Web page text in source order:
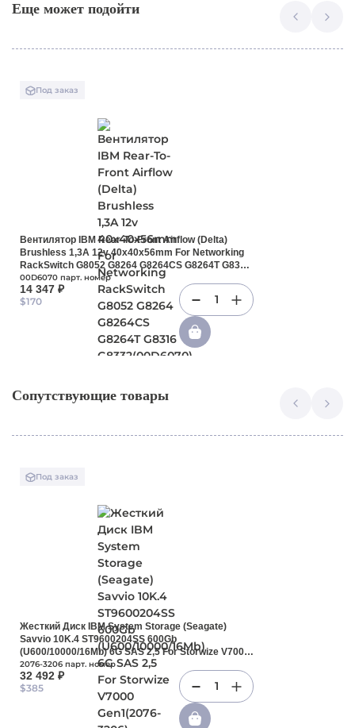
Еще может подойти
Под заказ
Вентилятор IBM Rear-To-Front Airflow (Delta)
Brushless 1,3A 12v 40x40x56mm For Networking
RackSwitch G8052 G8264 G8264CS G8264T G8316
G8332(00D6070)
00D6070 парт. номер
14 347 ₽
$170 1
Сопутствующие товары
Под заказ
Жесткий Диск IBM System Storage (Seagate)
Savvio 10K.4 ST9600204SS 600Gb
(U600/10000/16Mb) 6G SAS 2,5 For Storwize V7000
Gen1(2076-3206)
2076-3206 парт. номер
32 492 ₽
$385 1